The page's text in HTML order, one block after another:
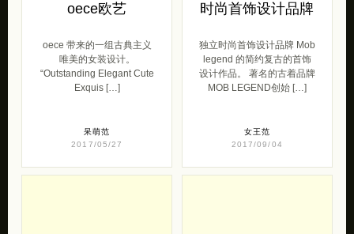
oece欧艺
oece 带来的一组古典主义
唯美的女装设计。
“Outstanding Elegant Cute
Exquis […]
呆萌范
2017/05/27
时尚首饰设计品牌
独立时尚首饰设计品牌 Mob
legend 的简约复古的首饰
设计作品。 著名的古着品牌
MOB LEGEND创始 […]
女王范
2017/09/04